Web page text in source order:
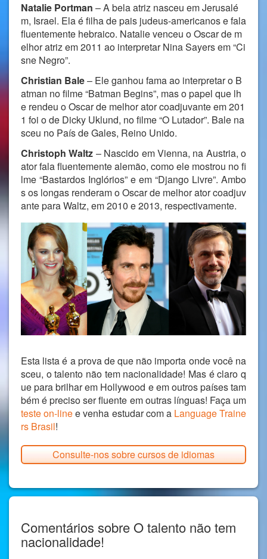
Natalie Portman – A bela atriz nasceu em Jerusalé
m, Israel. Ela é filha de pais judeus-americanos e fala
fluentemente hebraico. Natalie venceu o Oscar de m
elhor atriz em 2011 ao interpretar Nina Sayers em “Ci
sne Negro”.
Christian Bale– Ele ganhou fama ao interpretar o B
atman no filme “Batman Begins”, mas o papel que lh
e rendeu o Oscar de melhor ator coadjuvante em 201
1 foi o de Dicky Uklund, no filme “O Lutador”. Bale na
sceu no País de Gales, Reino Unido.
Christoph Waltz – Nascido em Vienna, na Austria, o
ator fala fluentemente alemão, como ele mostrou no fi
lme “Bastardos Inglórios” e em “Django Livre”. Ambo
s os longas renderam o Oscar de melhor ator coadjuv
ante para Waltz, em 2010 e 2013, respectivamente.
Esta lista é a prova de que não importa onde você na
sceu, o talento não tem nacionalidade! Mas é claro q
ue para brilhar em Hollywood e em outros países tam
bém é preciso ser fluente em outras línguas! Faça um
teste on-linee venha estudar com a Language Traine
rs Brasil!
Consulte-nos sobre cursos de idiomas
Comentários sobre O talento não tem
nacionalidade!